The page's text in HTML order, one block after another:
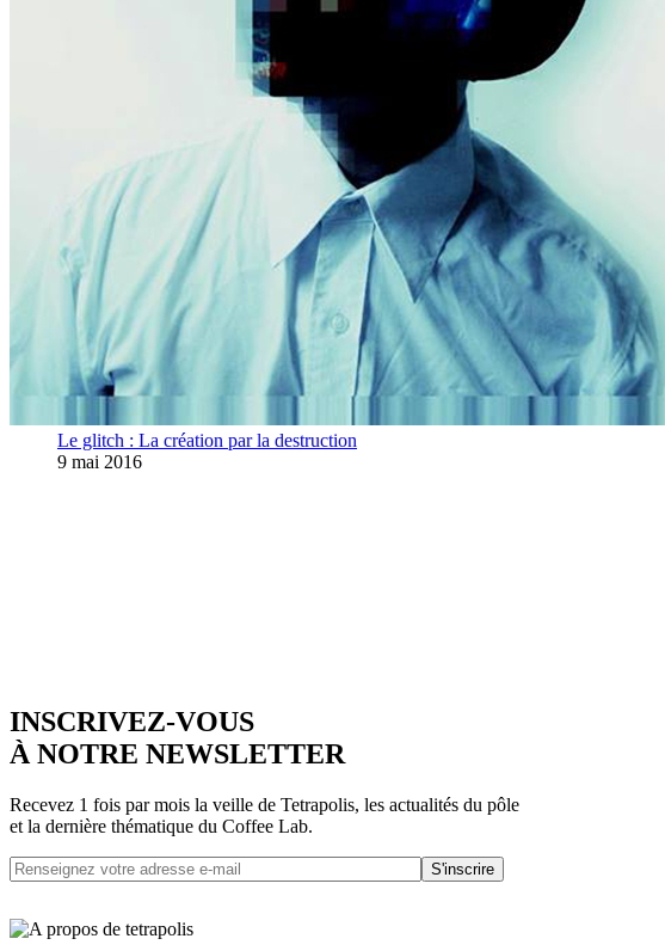
Le glitch : La création par la destruction
9 mai 2016
INSCRIVEZ-VOUS
À NOTRE NEWSLETTER
Recevez 1 fois par mois la veille de Tetrapolis, les actualités du pôle
et la dernière thématique du Coffee Lab.
S'inscrire